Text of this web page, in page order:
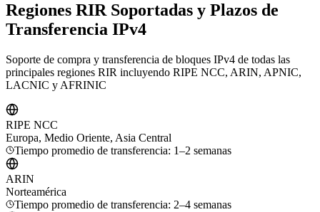
Regiones RIR Soportadas y Plazos de
Transferencia IPv4
Soporte de compra y transferencia de bloques IPv4 de todas las
principales regiones RIR incluyendo RIPE NCC, ARIN, APNIC,
LACNIC y AFRINIC
RIPE NCC
Europa, Medio Oriente, Asia Central
Tiempo promedio de transferencia: 1–2 semanas
ARIN
Norteamérica
Tiempo promedio de transferencia: 2–4 semanas